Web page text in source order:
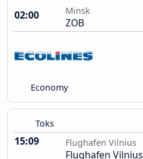
02:00
Minsk
ZOB
Economy
Toks
15:09 Flughafen Vilnius
Flughafen Vilnius